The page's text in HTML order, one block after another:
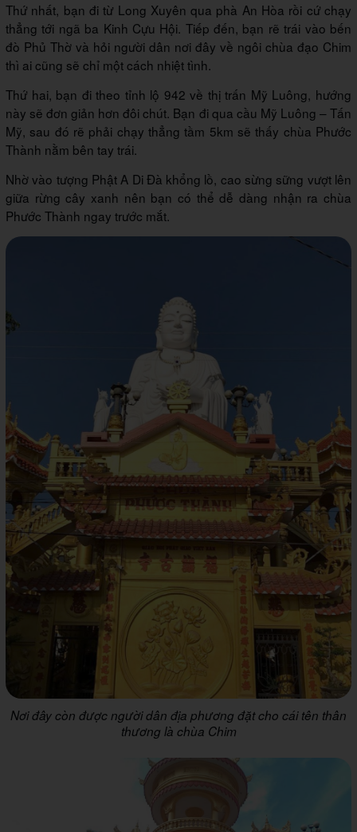
Thứ nhất, bạn đi từ Long Xuyên qua phà An Hòa rồi cứ chạy
thẳng tới ngã ba Kinh Cựu Hội. Tiếp đến, bạn rẽ trái vào bến
đò Phủ Thờ và hỏi người dân nơi đây về ngôi chùa đạo Chim
thì ai cũng sẽ chỉ một cách nhiệt tình.
Thứ hai, bạn đi theo tỉnh lộ 942 về thị trấn Mỹ Luông, hướng
này sẽ đơn giản hơn đôi chút. Bạn đi qua cầu Mỹ Luông – Tấn
Mỹ, sau đó rẽ phải chạy thẳng tầm 5km sẽ thấy chùa Phước
Thành nằm bên tay trái.
Nhờ vào tượng Phật A Di Đà khổng lồ, cao sừng sững vượt lên
giữa rừng cây xanh nên bạn có thể dễ dàng nhận ra chùa
Phước Thành ngay trước mắt.
Nơi đây còn được người dân địa phương đặt cho cái tên thân
thương là chùa Chim